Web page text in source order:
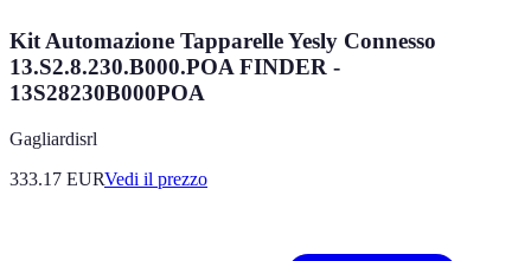
Kit Automazione Tapparelle Yesly Connesso
13.S2.8.230.B000.POA FINDER -
13S28230B000POA
Gagliardisrl
333.17 EURVedi il prezzo